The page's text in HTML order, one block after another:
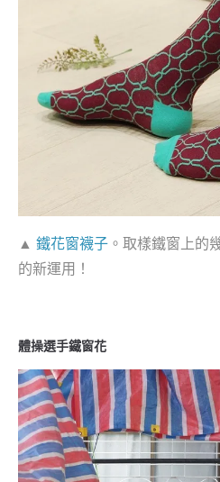
▲ 鐵花窗襪子 。取樣鐵窗上的
的新運用！
體操選手鐵窗花